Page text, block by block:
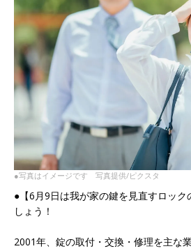
●写真はイメージです 写真提供/ピクスタ
●【6月9日は我が家の鍵を見直すロック
しょう！
2001年、錠の取付・交換・修理を主な